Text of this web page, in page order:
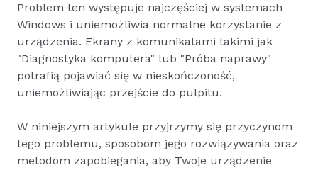
Problem ten występuje najczęściej w systemach
Windows i uniemożliwia normalne korzystanie z
urządzenia. Ekrany z komunikatami takimi jak
"Diagnostyka komputera" lub "Próba naprawy"
potrafią pojawiać się w nieskończoność,
uniemożliwiając przejście do pulpitu.
W niniejszym artykule przyjrzymy się przyczynom
tego problemu, sposobom jego rozwiązywania oraz
metodom zapobiegania, aby Twoje urządzenie